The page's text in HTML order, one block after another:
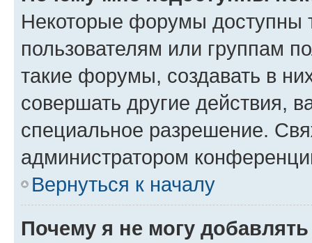
Некоторые форумы доступны
пользователям или группам
такие форумы, создавать в
совершать другие действия,
специальное разрешение.
администратором
Вернуться к началу
Почему я не могу